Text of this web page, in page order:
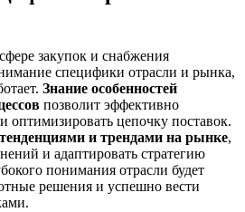
закупок и снабжения
специфики отрасли и рынка,
Знание особенностей
позволит эффективно
оптимизировать цепочку поставок.
тенденциями и трендами на рынке,
и адаптировать стратегию
понимания отрасли будет
решения и успешно вести